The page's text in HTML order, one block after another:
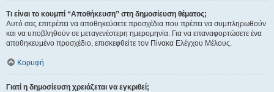
Τι είναι το κουμπί “Αποθήκευση” στη δημοσίευση θέματος;
Αυτό σας επιτρέπει να αποθηκεύσετε προσχέδια που πρέπει να συμπληρωθούν
και να υποβληθούν σε μεταγενέστερη ημερομηνία. Για να επαναφορτώσετε ένα
αποθηκευμένο προσχέδιο, επισκεφθείτε τον Πίνακα Ελέγχου Μέλους.
Κορυφή
Γιατί η δημοσίευση χρειάζεται να εγκριθεί;